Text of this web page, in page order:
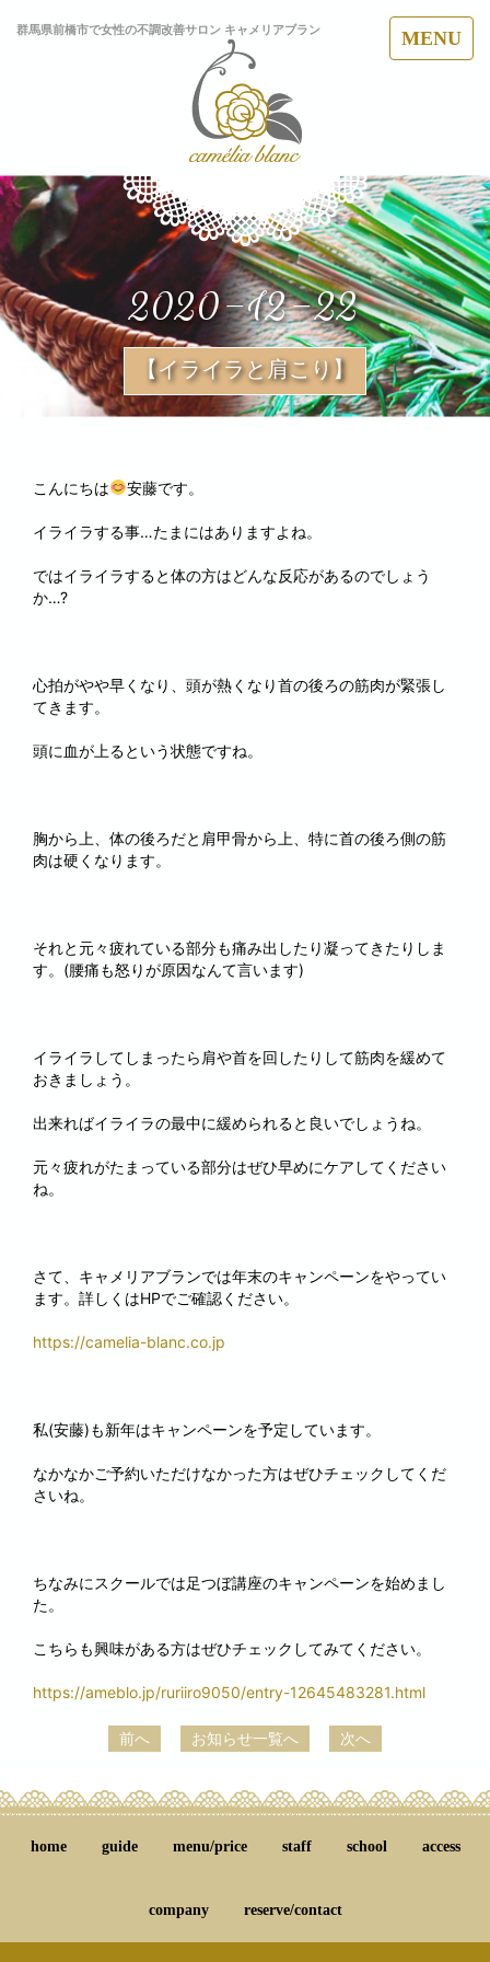
群馬県前橋市で女性の不調改善サロン キャメリアブラン MENU
2020-12-22
【イライラと肩こり】
こんにちは 安藤です。
イライラする事…たまにはありますよね。
ではイライラすると体の方はどんな反応があるのでしょう
か…?
心拍がやや早くなり、頭が熱くなり首の後ろの筋肉が緊張し
てきます。
頭に血が上るという状態ですね。
胸から上、体の後ろだと肩甲骨から上、特に首の後ろ側の筋
肉は硬くなります。
それと元々疲れている部分も痛み出したり凝ってきたりしま
す。(腰痛も怒りが原因なんて言います)
イライラしてしまったら肩や首を回したりして筋肉を緩めて
おきましょう。
出来ればイライラの最中に緩められると良いでしょうね。
元々疲れがたまっている部分はぜひ早めにケアしてください
ね。
さて、キャメリアブランでは年末のキャンペーンをやってい
ます。詳しくはHPでご確認ください。
https://camelia-blanc.co.jp
私(安藤)も新年はキャンペーンを予定しています。
なかなかご予約いただけなかった方はぜひチェックしてくだ
さいね。
ちなみにスクールでは足つぼ講座のキャンペーンを始めまし
た。
こちらも興味がある方はぜひチェックしてみてください。
https://ameblo.jp/ruriiro9050/entry-12645483281.html
前へ お知らせ一覧へ 次へ
home guide menu/price staff school access
company reserve/contact